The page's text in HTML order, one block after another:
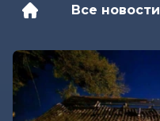
Все новости